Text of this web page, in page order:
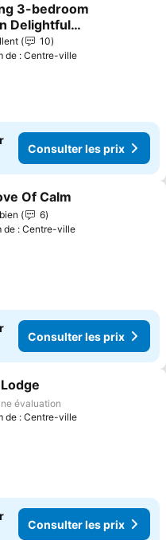
à mes favoris
3-bedroom
Delightful
With Wifi,
10
de : Centre-ville
Consulter les prix
à mes favoris
Of Calm
6
de : Centre-ville
Consulter les prix
à mes favoris
évaluation
de : Centre-ville
Consulter les prix